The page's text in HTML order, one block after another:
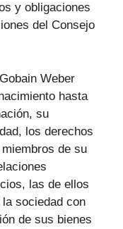
y obligaciones
del Consejo
Weber
hasta
su
los derechos
de su
las de ellos
sociedad con
de sus bienes